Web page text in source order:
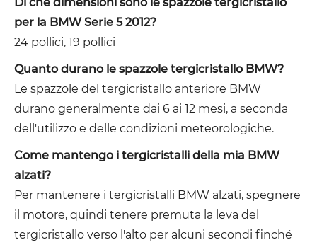
per la BMW Serie 5 2012?
24 pollici, 19 pollici
Quanto durano le spazzole tergicristallo BMW?
Le spazzole del tergicristallo anteriore BMW
durano generalmente dai 6 ai 12 mesi, a seconda
dell'utilizzo e delle condizioni meteorologiche.
Come mantengo i tergicristalli della mia BMW
alzati?
Per mantenere i tergicristalli BMW alzati, spegnere
il motore, quindi tenere premuta la leva del
tergicristallo verso l'alto per alcuni secondi finché